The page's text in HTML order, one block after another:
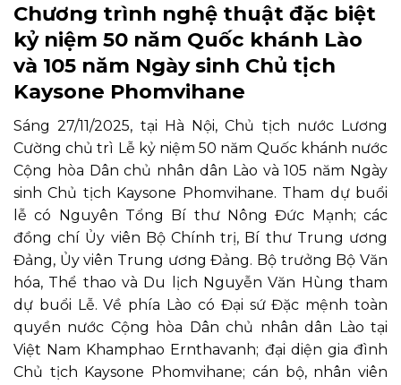
Chương trình nghệ thuật đặc biệt
kỷ niệm 50 năm Quốc khánh Lào
và 105 năm Ngày sinh Chủ tịch
Kaysone Phomvihane
Sáng 27/11/2025, tại Hà Nội, Chủ tịch nước Lương
Cường chủ trì Lễ kỷ niệm 50 năm Quốc khánh nước
Cộng hòa Dân chủ nhân dân Lào và 105 năm Ngày
sinh Chủ tịch Kaysone Phomvihane. Tham dự buổi
lễ có Nguyên Tổng Bí thư Nông Đức Mạnh; các
đồng chí Ủy viên Bộ Chính trị, Bí thư Trung ương
Đảng, Ủy viên Trung ương Đảng. Bộ trưởng Bộ Văn
hóa, Thể thao và Du lịch Nguyễn Văn Hùng tham
dự buổi Lễ. Về phía Lào có Đại sứ Đặc mệnh toàn
quyền nước Cộng hòa Dân chủ nhân dân Lào tại
Việt Nam Khamphao Ernthavanh; đại diện gia đình
Chủ tịch Kaysone Phomvihane; cán bộ, nhân viên